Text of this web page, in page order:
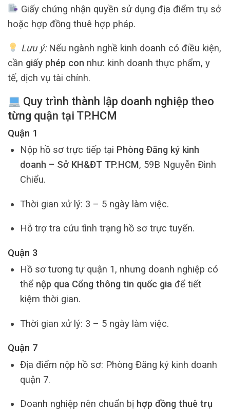
Giấy chứng nhận quyền sử dụng địa điểm trụ sở
hoặc hợp đồng thuê hợp pháp.
Lưu ý:Nếu ngành nghề kinh doanh có điều kiện,
cần giấy phép con như: kinh doanh thực phẩm, y
tế, dịch vụ tài chính.
Quy trình thành lập doanh nghiệp theo
từng quận tại TP.HCM
Quận 1
Nộp hồ sơ trực tiếp tại Phòng Đăng ký kinh
doanh – Sở KH&ĐT TP.HCM, 59B Nguyễn Đình
Chiểu.
Thời gian xử lý: 3 – 5 ngày làm việc.
Hỗ trợ tra cứu tình trạng hồ sơ trực tuyến.
Quận 3
Hồ sơ tương tự quận 1, nhưng doanh nghiệp có
thể nộp qua Cổng thông tin quốc giađể tiết
kiệm thời gian.
Thời gian xử lý: 3 – 5 ngày làm việc.
Quận 7
Địa điểm nộp hồ sơ: Phòng Đăng ký kinh doanh
quận 7.
Doanh nghiệp nên chuẩn bị hợp đồng thuê trụ